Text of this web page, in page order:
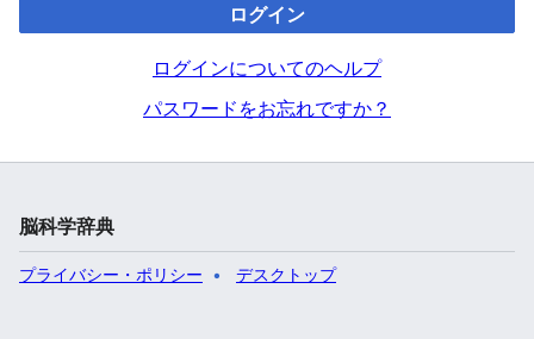
ログイン
ログインについてのヘルプ
パスワードをお忘れですか？
脳科学辞典
プライバシー・ポリシー デスクトップ